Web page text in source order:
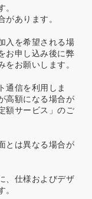
あります。
入を希望される場
お申し込み後に弊
お願いします。
通信を利用しま
高額になる場合が
額サービス」のご
とは異なる場合が
、仕様およびデザ
。